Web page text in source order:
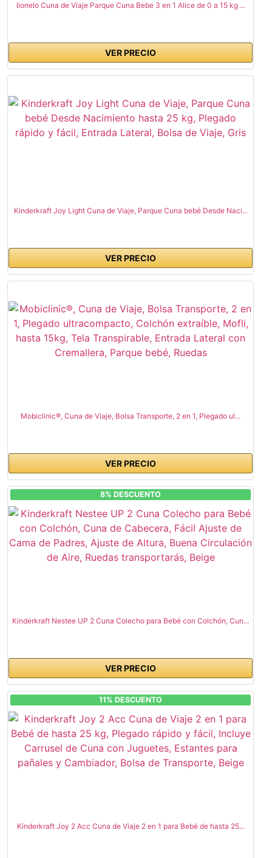
lionelo Cuna de Viaje Parque Cuna Bebe 3 en 1 Alice de 0 a 15 kg ...
VER PRECIO
Kinderkraft Joy Light Cuna de Viaje, Parque Cuna bebé Desde Naci...
VER PRECIO
Mobiclinic®, Cuna de Viaje, Bolsa Transporte, 2 en 1, Plegado ul...
VER PRECIO
8% DESCUENTO
Kinderkraft Nestee UP 2 Cuna Colecho para Bebé con Colchón, Cun...
VER PRECIO
11% DESCUENTO
Kinderkraft Joy 2 Acc Cuna de Viaje 2 en 1 para Bebé de hasta 25...